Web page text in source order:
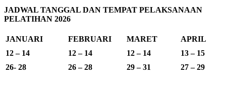
JADWAL TANGGAL DAN TEMPAT PELAKSANAAN
PELATIHAN 2026
JANUARI FEBRUARI MARET
APRIL
12 – 14
12 – 14 12 – 14
13 – 15
26- 28
26 – 28 29 – 31 27 – 29